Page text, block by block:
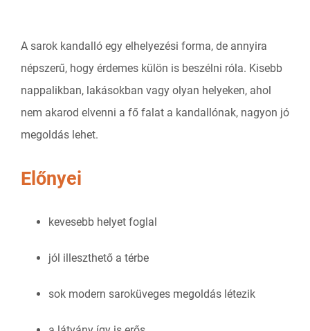
A sarok kandalló egy elhelyezési forma, de annyira
népszerű, hogy érdemes külön is beszélni róla. Kisebb
nappalikban, lakásokban vagy olyan helyeken, ahol
nem akarod elvenni a fő falat a kandallónak, nagyon jó
megoldás lehet.
Előnyei
kevesebb helyet foglal
jól illeszthető a térbe
sok modern saroküveges megoldás létezik